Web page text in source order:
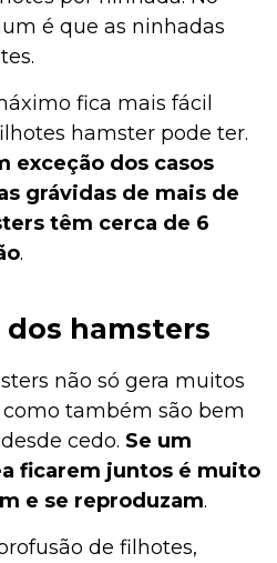
é que as ninhadas
fica mais fácil
hamster pode ter.
exceção dos casos
grávidas de mais de
têm cerca de 6
.
hamsters
não só gera muitos
também são bem
cedo. Se um
ficarem juntos é muito
e se reproduzam.
de filhotes,